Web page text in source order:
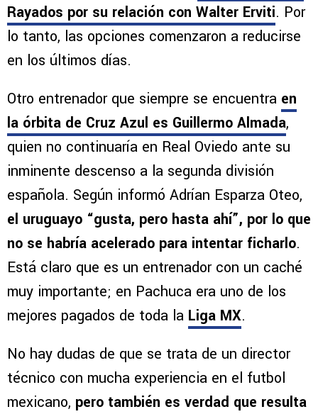
Rayados por su relación con Walter Erviti. Por
lo tanto, las opciones comenzaron a reducirse
en los últimos días.
Otro entrenador que siempre se encuentra en
la órbita de Cruz Azul es Guillermo Almada,
quien no continuaría en Real Oviedo ante su
inminente descenso a la segunda división
española. Según informó Adrían Esparza Oteo,
el uruguayo “gusta, pero hasta ahí”, por lo que
no se habría acelerado para intentar ficharlo.
Está claro que es un entrenador con un caché
muy importante; en Pachuca era uno de los
mejores pagados de toda la Liga MX.
No hay dudas de que se trata de un director
técnico con mucha experiencia en el futbol
mexicano, pero también es verdad que resulta